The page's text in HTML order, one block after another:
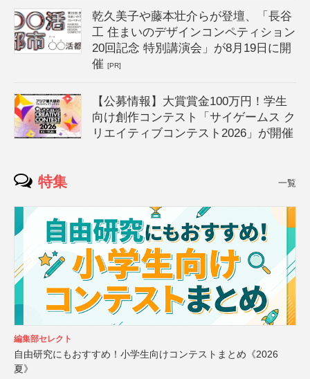
乾久美子や藤本壮介らが登壇、「長谷
工 住まいのデザインコンペティション
20回記念 特別講演会」が8月19日に開
催[PR]
【公募情報】大賞賞金100万円！学生
向け創作コンテスト「サイゲームス ク
リエイティブコンテスト2026」が開催
特集 一覧
編集部セレクト
自由研究にもおすすめ！小学生向けコンテストまとめ《2026
夏》